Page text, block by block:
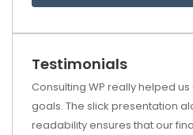
Testimonials
Consulting WP really helped
goals. The slick presentation
readability ensures that our